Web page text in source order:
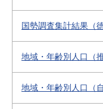
国勢調査集計結果（
地域・年齢別人口（
地域・年齢別人口（